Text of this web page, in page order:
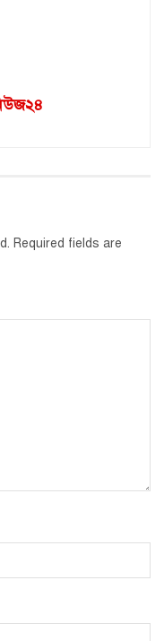
Required fields are